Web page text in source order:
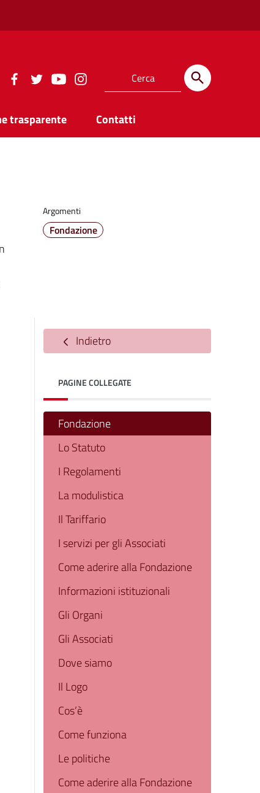
trasparente Contatti
Argomenti
Fondazione
Indietro
PAGINE COLLEGATE
Fondazione
Lo Statuto
I Regolamenti
La modulistica
Il Tariffario
I servizi per gli Associati
Come aderire alla Fondazione
Informazioni istituzionali
Gli Organi
Gli Associati
Dove siamo
Il Logo
Cos’è
Come funziona
Le politiche
Come aderire alla Fondazione